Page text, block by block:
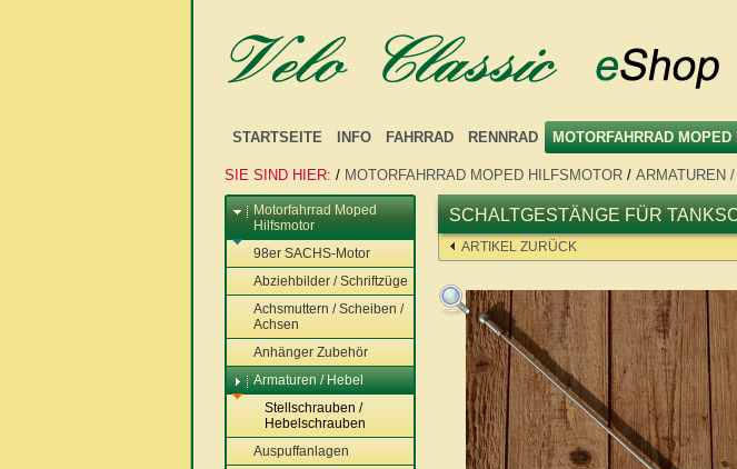
STARTSEITE INFO FAHRRAD RENNRAD MOTORFAHRRAD MOPED
SIE SIND HIER: / MOTORFAHRRAD MOPED HILFSMOTOR / ARMATUREN
Motorfahrrad Moped
Hilfsmotor
98er SACHS-Motor
Abziehbilder / Schriftzüge
Achsmuttern / Scheiben /
Achsen
Anhänger Zubehör
Armaturen / Hebel
Stellschrauben /
Hebelschrauben
Auspuffanlagen
SCHALTGESTÄNGE FÜR
ARTIKEL ZURÜCK